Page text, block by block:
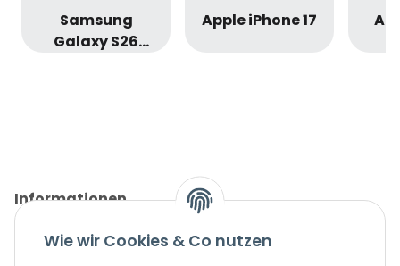
Samsung
Galaxy S26
Apple iPhone 17
Informationen
Gesetzliche Informationen
Wie wir Cookies & Co nutzen